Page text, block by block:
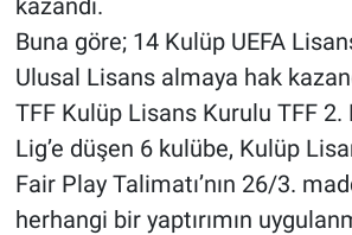
Buna göre; 14 Kulüp UEFA
Ulusal Lisans almaya hak
TFF Kulüp Lisans Kurulu TFF 2.
Lig’e düşen 6 kulübe, Kulüp
Fair Play Talimatı’nın 26/3.
herhangi bir yaptırımın